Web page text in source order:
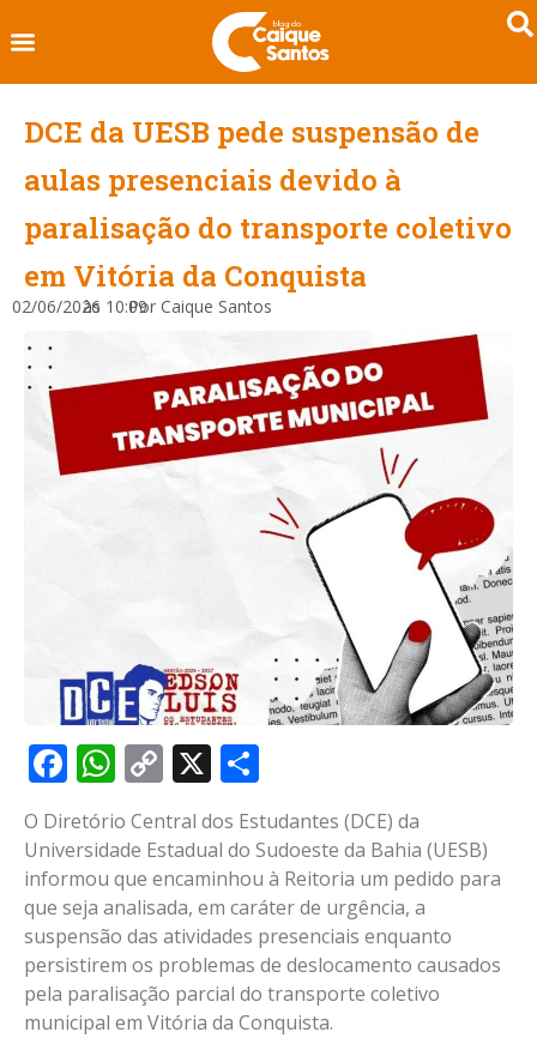
DCE da UESB pede suspensão de
aulas presenciais devido à
paralisação do transporte coletivo
em Vitória da Conquista
02/06/2026
às 10:09
Por Caique Santos
Facebook
WhatsApp
Copy
Link
X
O Diretório Central dos Estudantes (DCE) da
Universidade Estadual do Sudoeste da Bahia (UESB)
informou que encaminhou à Reitoria um pedido para
que seja analisada, em caráter de urgência, a
suspensão das atividades presenciais enquanto
persistirem os problemas de deslocamento causados
pela paralisação parcial do transporte coletivo
municipal em Vitória da Conquista.